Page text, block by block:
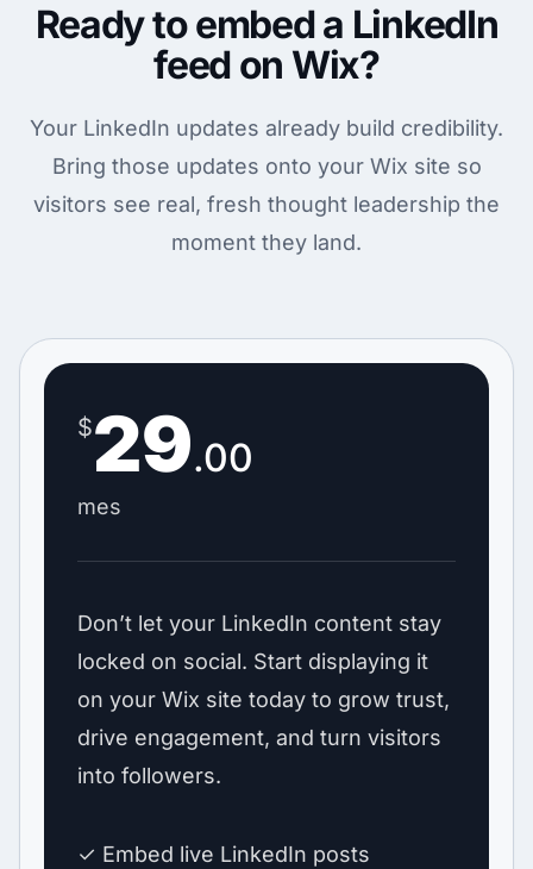
Ready to embed a LinkedIn
feed on Wix?
Your LinkedIn updates already build credibility.
Bring those updates onto your Wix site so
visitors see real, fresh thought leadership the
moment they land.
$29.00
mes
Don’t let your LinkedIn content stay
locked on social. Start displaying it
on your Wix site today to grow trust,
drive engagement, and turn visitors
into followers.
✓ Embed live LinkedIn posts